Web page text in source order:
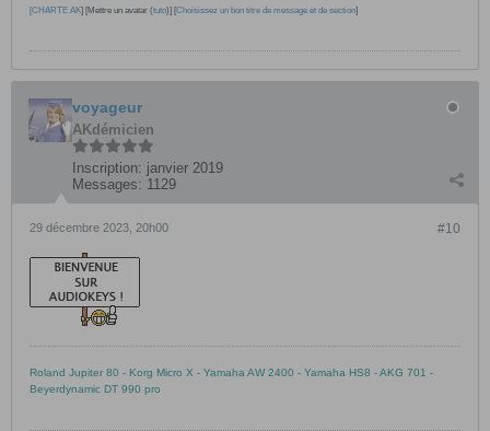
[CHARTE AK] [Mettre un avatar (tuto)] [Choisissez un bon titre de message et de section]
voyageur
AKdémicien
Inscription: janvier 2019
Messages: 1129
#10
29 décembre 2023, 20h00
Roland Jupiter 80 - Korg Micro X - Yamaha AW 2400 - Yamaha HS8 - AKG 701 -
Beyerdynamic DT 990 pro